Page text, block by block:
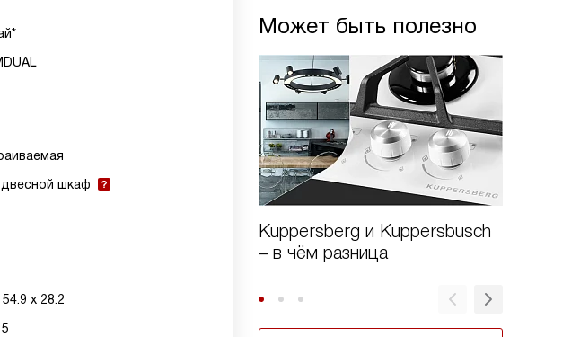
Может быть полезно
Kuppersberg и Kuppersbusch
– в чём разница
шкаф
54.9 х 28.2